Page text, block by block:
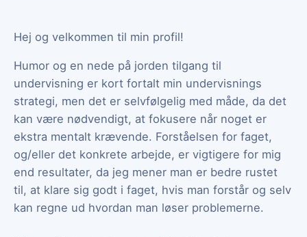
Hej og velkommen til min profil!
Humor og en nede på jorden tilgang til
undervisning er kort fortalt min undervisnings
strategi, men det er selvfølgelig med måde, da det
kan være nødvendigt, at fokusere når noget er
ekstra mentalt krævende. Forståelsen for faget,
og/eller det konkrete arbejde, er vigtigere for mig
end resultater, da jeg mener man er bedre rustet
til, at klare sig godt i faget, hvis man forstår og selv
kan regne ud hvordan man løser problemerne.